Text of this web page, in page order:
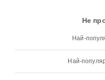
Не
Най-
Най-